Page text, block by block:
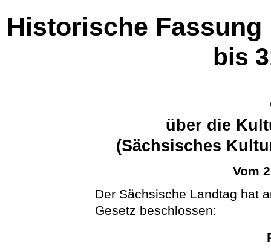
Historische Fassung
bis
über die
(Sächsisches
Vom
Der Sächsische Landtag hat
Gesetz beschlossen: